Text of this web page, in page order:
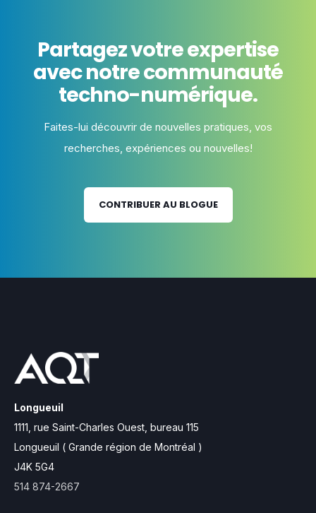
Partagez votre expertise
avec notre communauté
techno-numérique.
Faites-lui découvrir de nouvelles pratiques, vos
recherches, expériences ou nouvelles!
CONTRIBUER AU BLOGUE
Longueuil
1111, rue Saint-Charles Ouest, bureau 115
Longueuil ( Grande région de Montréal )
J4K 5G4
514 874-2667